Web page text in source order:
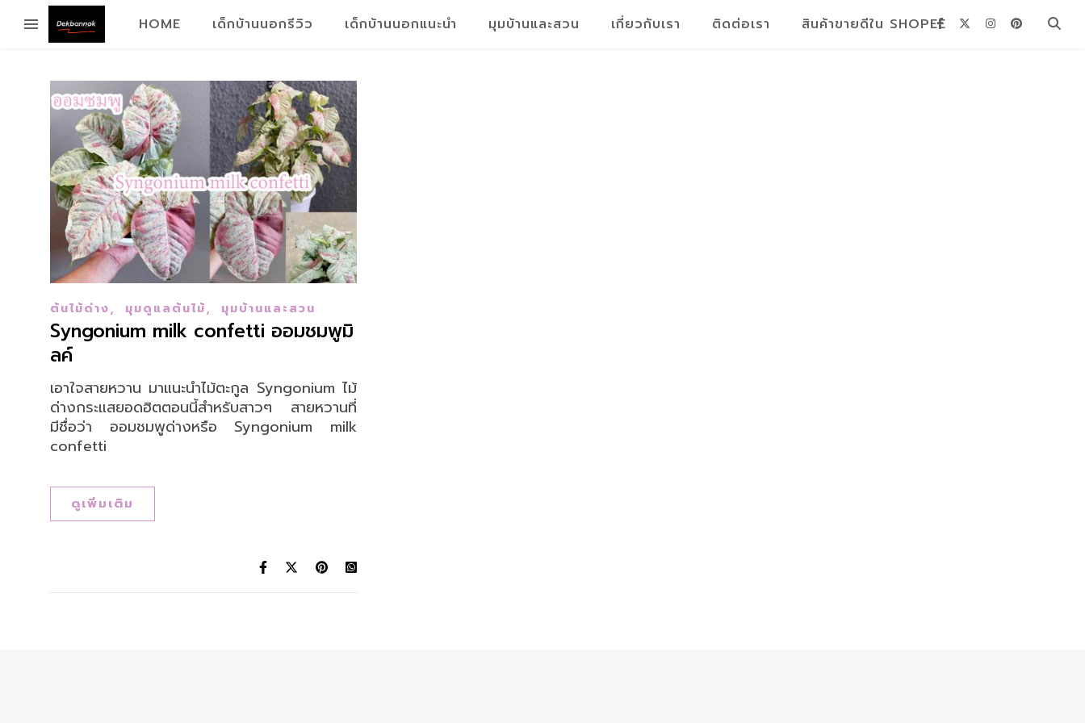
HOME เด็กบ้านนอกรีวิว เด็กบ้านนอกแนะนำ มุมบ้านและสวน เกี่ยวกับเรา ติดต่อเรา สินค้าขายดีใน SHOPEE
ต้นไม้ด่าง, มุมดูแลต้นไม้, มุมบ้านและสวน
Syngonium milk confetti ออมชมพูมิ
ลค์
เอาใจสายหวาน มาแนะนำไม้ตะกูล Syngonium ไม้
ด่างกระแสยอดฮิตตอนนี้สำหรับสาวๆ สายหวานที่
มีชื่อว่า ออมชมพูด่างหรือ Syngonium milk
confetti
ดูเพิ่มเติม